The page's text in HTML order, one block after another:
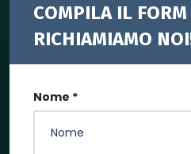
COMPILA IL FORM
RICHIAMIAMO
Nome *